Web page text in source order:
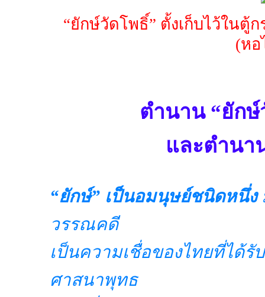
“ยักษ์วัดโพธิ์” ตั้งเก็บไว้ใน
(หอ
ตำนาน “ยัก
และตำนา
“ยักษ์” เป็นอมนุษย์ชนิดหนึ่ง
วรรณคดี
เป็นความเชื่อของไทยที่ได้
ศาสนาพุทธ